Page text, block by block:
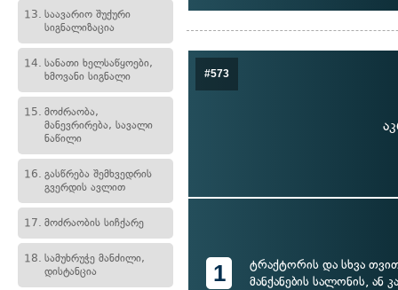
13. საავარიო შუქური
სიგნალიზაცია
14. სანათი ხელსაწყოები,
ხმოვანი სიგნალი
15. მოძრაობა,
მანევრირება, სავალი
ნაწილი
16. გასწრება შემხვედრის
გვერდის ავლით
17. მოძრაობის სიჩქარე
18. სამუხრუჭე მანძილი,
დისტანცია
#573
1
ტრაქტორის და სხვა
მანქანების სალონის, ან